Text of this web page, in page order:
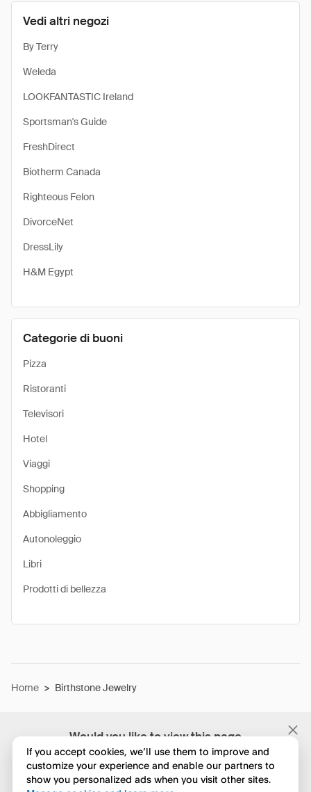
Would you like to view this page
in English?
No, continua a esplorare
Vedi altri negozi
By Terry
Weleda
LOOKFANTASTIC Ireland
Sportsman's Guide
FreshDirect
Biotherm Canada
Righteous Felon
DivorceNet
DressLily
H&M Egypt
Categorie di buoni
Pizza
Ristoranti
Televisori
Hotel
Viaggi
Shopping
Abbigliamento
Autonoleggio
Libri
Prodotti di bellezza
Home > Birthstone Jewelry
If you accept cookies, we’ll use them to improve and
customize your experience and enable our partners to
show you personalized ads when you visit other sites.